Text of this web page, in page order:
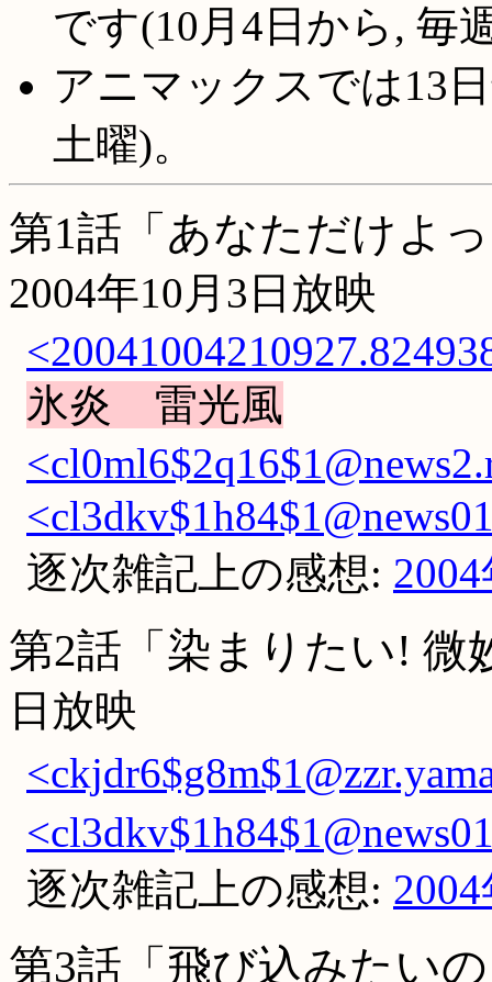
です(10月4日から, 毎
アニマックスでは13
土曜)。
第1話「あなただけよ
2004年10月3日放映
氷炎 雷光風
逐次雑記上の感想:
第2話「染まりたい! 微
日放映
逐次雑記上の感想:
第3話「飛び込みたい